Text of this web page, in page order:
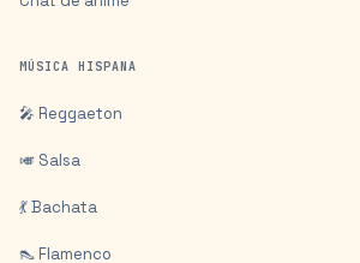
MÚSICA HISPANA
🎤 Reggaeton
🎺 Salsa
💃 Bachata
👠 Flamenco